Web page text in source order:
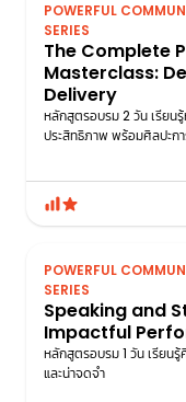
POWERFUL
SERIES
The Complete
Masterclass:
Delivery
หลักสูตรอบรม 2 วัน เรียน
ประสิทธิภาพ พร้อมศิลปะก
POWERFUL
SERIES
Speaking and
Impactful
หลักสูตรอบรม 1 วัน เรียน
และน่าจดจํา